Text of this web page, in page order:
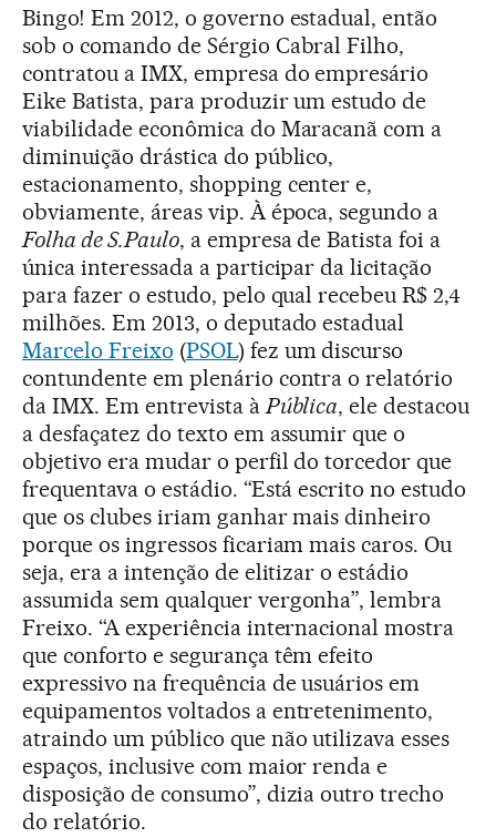
Bingo! Em 2012, o governo estadual, então
sob o comando de Sérgio Cabral Filho,
contratou a IMX, empresa do empresário
Eike Batista, para produzir um estudo de
viabilidade econômica do Maracanã com a
diminuição drástica do público,
estacionamento, shopping center e,
obviamente, áreas vip. À época, segundo a
Folha de S.Paulo, a empresa de Batista foi a
única interessada a participar da licitação
para fazer o estudo, pelo qual recebeu R$ 2,4
milhões. Em 2013, o deputado estadual
Marcelo Freixo (PSOL) fez um discurso
contundente em plenário contra o relatório
da IMX. Em entrevista àPública, ele destacou
a desfaçatez do texto em assumir que o
objetivo era mudar o perfil do torcedor que
frequentava o estádio. “Está escrito no estudo
que os clubes iriam ganhar mais dinheiro
porque os ingressos ficariam mais caros. Ou
seja, era a intenção de elitizar o estádio
assumida sem qualquer vergonha”, lembra
Freixo. “A experiência internacional mostra
que conforto e segurança têm efeito
expressivo na frequência de usuários em
equipamentos voltados a entretenimento,
atraindo um público que não utilizava esses
espaços, inclusive com maior renda e
disposição de consumo”, dizia outro trecho
do relatório.